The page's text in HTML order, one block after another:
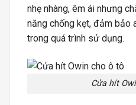
nhẹ nhàng, êm ái nhưng
năng chống kẹt, đảm bảo
trong quá trình sử dụng.
Cửa hít